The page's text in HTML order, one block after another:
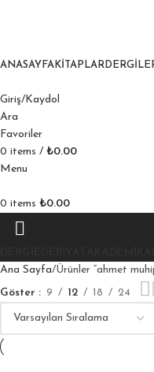
ANASAYFA KITAPLAR
Giriş/Kaydol
Ara
Favoriler
0 items / ₺0.00
Menu
0 items ₺0.00
Ana Sayfa Ürünler “ahmet
Göster
9 12 18 24